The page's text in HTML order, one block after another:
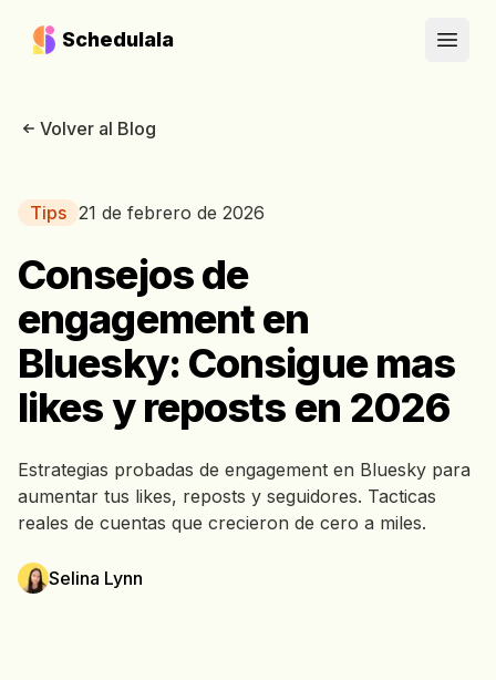
Schedulala
Open
Volver al Blog
Tips 21 de febrero de 2026
Consejos de
engagement en
Bluesky: Consigue mas
likes y reposts en 2026
Estrategias probadas de engagement en Bluesky para
aumentar tus likes, reposts y seguidores. Tacticas
reales de cuentas que crecieron de cero a miles.
Selina Lynn